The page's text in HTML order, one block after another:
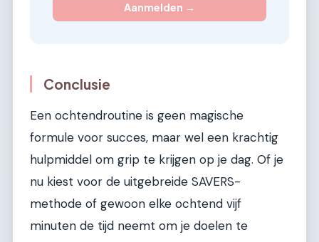
Aanmelden →
Conclusie
Een ochtendroutine is geen magische
formule voor succes, maar wel een krachtig
hulpmiddel om grip te krijgen op je dag. Of je
nu kiest voor de uitgebreide SAVERS-
methode of gewoon elke ochtend vijf
minuten de tijd neemt om je doelen te